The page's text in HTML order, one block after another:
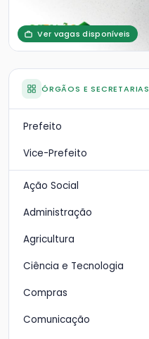
Ver vagas disponíveis
ÓRGÃOS E SECRETARIAS
Prefeito
Vice-Prefeito
Ação Social
Administração
Agricultura
Ciência e Tecnologia
Compras
Comunicação